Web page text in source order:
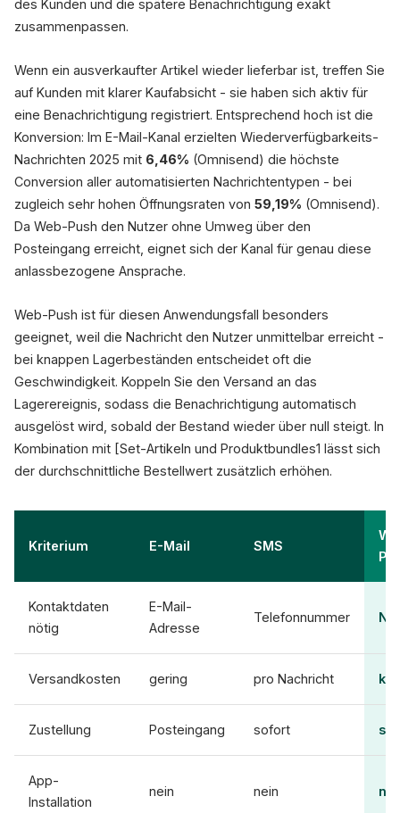
des Kunden und die spätere Benachrichtigung exakt
zusammenpassen.
Wenn ein ausverkaufter Artikel wieder lieferbar ist, treffen Sie
auf Kunden mit klarer Kaufabsicht - sie haben sich aktiv für
eine Benachrichtigung registriert. Entsprechend hoch ist die
Konversion: Im E-Mail-Kanal erzielten Wiederverfügbarkeits-
Nachrichten 2025 mit 6,46% (Omnisend) die höchste
Conversion aller automatisierten Nachrichtentypen - bei
zugleich sehr hohen Öffnungsraten von 59,19% (Omnisend).
Da Web-Push den Nutzer ohne Umweg über den
Posteingang erreicht, eignet sich der Kanal für genau diese
anlassbezogene Ansprache.
Web-Push ist für diesen Anwendungsfall besonders
geeignet, weil die Nachricht den Nutzer unmittelbar erreicht -
bei knappen Lagerbeständen entscheidet oft die
Geschwindigkeit. Koppeln Sie den Versand an das
Lagerereignis, sodass die Benachrichtigung automatisch
ausgelöst wird, sobald der Bestand wieder über null steigt. In
Kombination mit [Set-Artikeln und Produktbundles1 lässt sich
der durchschnittliche Bestellwert zusätzlich erhöhen.
Kriterium E-Mail SMS
Kontaktdaten
nötig
E-Mail-
Adresse
Telefonnummer
Versandkosten gering pro Nachricht
Zustellung Posteingang sofort
App-
Installation
nein nein